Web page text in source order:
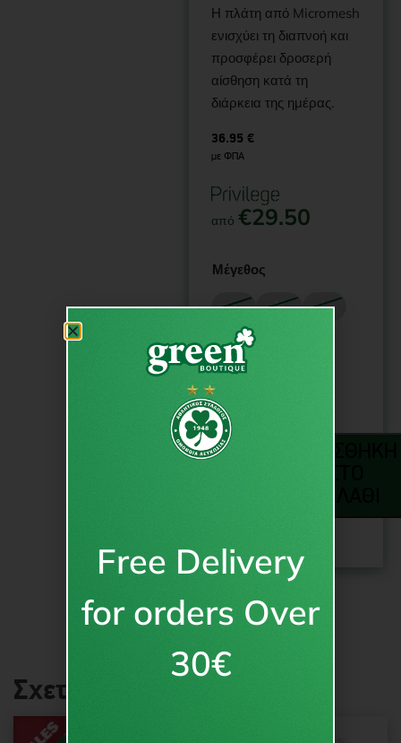
Η πλάτη από Micromesh
ενισχύει τη διαπνοή και
προσφέρει δροσερή
αίσθηση κατά τη
διάρκεια της ημέρας.
36.95 €
με ΦΠΑ
από €29.50
Μέγεθος
S M L
XL
3XL
Σχετικά προϊόντα
Free Delivery
for orders Over
30€